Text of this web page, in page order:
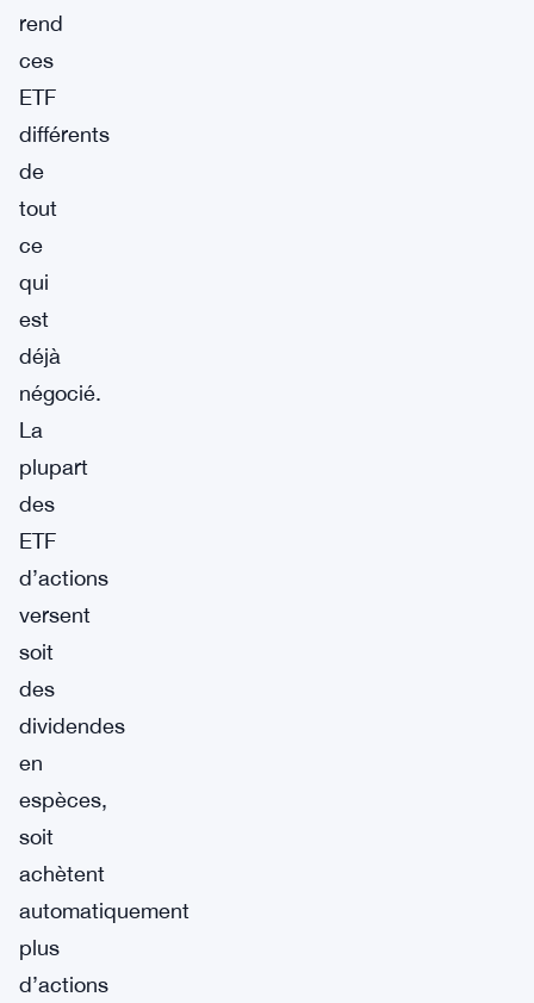
rend
ces
ETF
différents
de
tout
ce
qui
est
déjà
négocié.
La
plupart
des
ETF
d’actions
versent
soit
des
dividendes
en
espèces,
soit
achètent
automatiquement
plus
d’actions